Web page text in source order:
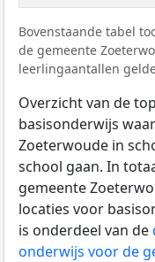
Bovenstaande tabel
de gemeente
leerlingaantallen
Overzicht van de
basisonderwijs
Zoeterwoude in
school gaan. In
gemeente
locaties voor
is onderdeel van de
onderwijs voor de